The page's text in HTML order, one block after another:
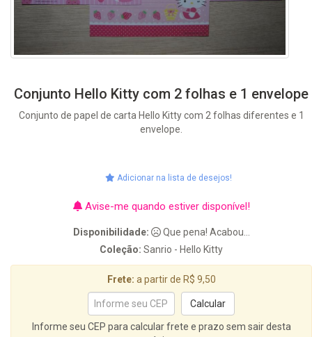
Conjunto Hello Kitty com 2 folhas e 1 envelope
Conjunto de papel de carta Hello Kitty com 2 folhas diferentes e 1
envelope.
Adicionar na lista de desejos!
Avise-me quando estiver disponível!
Disponibilidade:
Que pena! Acabou...
Coleção: Sanrio - Hello Kitty
Frete: a partir de R$ 9,50
Informe seu CEP para calcular frete e prazo sem sair desta